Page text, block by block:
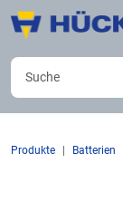
Produkte Batterien